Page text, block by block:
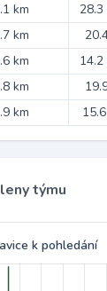
km 28.3
km
km 14.2
km
km
týmu
k pohledání